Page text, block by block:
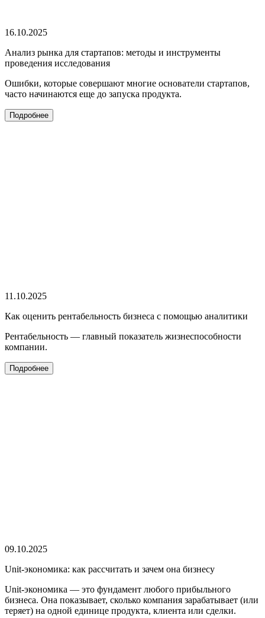
16.10.2025
Анализ рынка для стартапов: методы и инструменты
проведения исследования
Ошибки, которые совершают многие основатели стартапов,
часто начинаются еще до запуска продукта.
Подробнее
11.10.2025
Как оценить рентабельность бизнеса с помощью аналитики
Рентабельность — главный показатель жизнеспособности
компании.
Подробнее
09.10.2025
Unit-экономика: как рассчитать и зачем она бизнесу
Unit-экономика — это фундамент любого прибыльного
бизнеса. Она показывает, сколько компания зарабатывает (или
теряет) на одной единице продукта, клиента или сделки.